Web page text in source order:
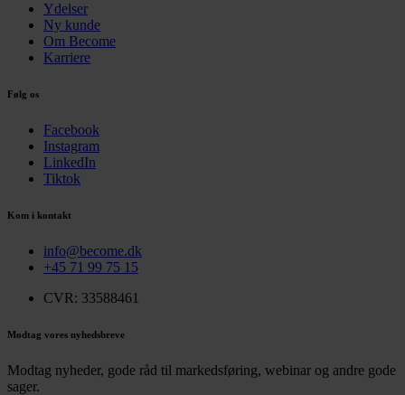
Ydelser
Ny kunde
Om Become
Karriere
Følg os
Facebook
Instagram
LinkedIn
Tiktok
Kom i kontakt
info@become.dk
+45 71 99 75 15
CVR: 33588461
Modtag vores nyhedsbreve
Modtag nyheder, gode råd til markedsføring, webinar og andre gode
sager.